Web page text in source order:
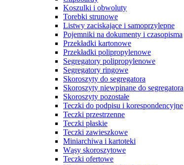
Koszulki i obwoluty
Torebki strunowe
Listwy zaciskające i samoprzylepne
Pojemniki na dokumenty i czasopisma
Przekładki kartonowe
Przekładki polipropylenowe
Segregatory polipropylenowe
Segregatory ringowe
Skoroszyty do segregatora
Skoroszyty niewpinane do segregatora
Skoroszyty pozostałe
Teczki do podpisu i korespondencyjne
Teczki przestrzenne
Teczki płaskie
Teczki zawieszkowe
Miniarchiwa i kartoteki
Wąsy skoroszytowe
Teczki ofertowe